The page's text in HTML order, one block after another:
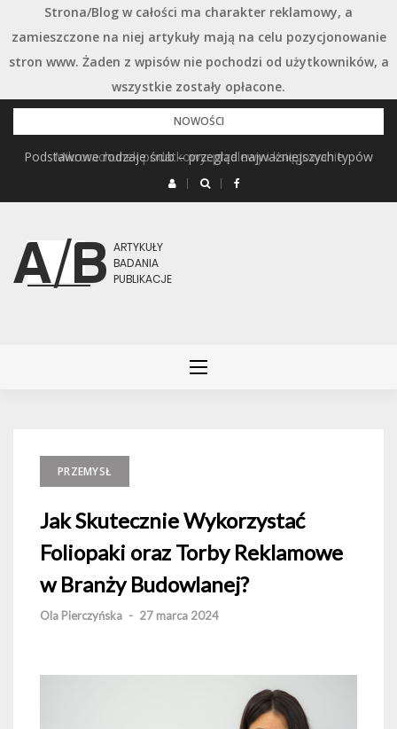
Strona/Blog w całości ma charakter reklamowy, a
zamieszczone na niej artykuły mają na celu pozycjonowanie
stron www. Żaden z wpisów nie pochodzi od użytkowników, a
wszystkie zostały opłacone.
Przejdź
do
treści
NOWOŚCI
Mikrorachunek podatkowy: przelewy i księgowanie
Podstawowe rodzaje śrub – przegląd najważniejszych typów
PRZEMYSŁ
Jak Skutecznie Wykorzystać
Foliopaki oraz Torby Reklamowe
w Branży Budowlanej?
Ola Pierczyńska - 27 marca 2024